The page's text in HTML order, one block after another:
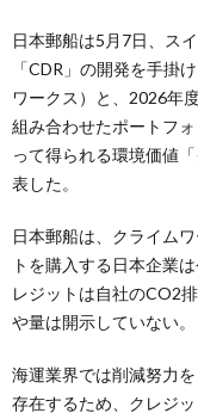
日本郵船は5月7日、ス
「CDR」の開発を手掛
ワークス）と、2026年
組み合わせたポートフ
って得られる環境価値
表した。
日本郵船は、クライム
トを購入する日本企業
レジットは自社のCO2
や量は開示していない。
海運業界では削減努力
存在するため、クレジ